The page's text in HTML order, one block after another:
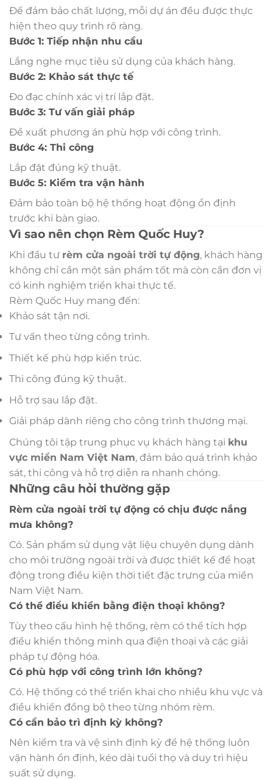
Để đảm bảo chất lượng, mỗi dự án đều được thực
hiện theo quy trình rõ ràng.
Bước 1: Tiếp nhận nhu cầu
Lắng nghe mục tiêu sử dụng của khách hàng.
Bước 2: Khảo sát thực tế
Đo đạc chính xác vị trí lắp đặt.
Bước 3: Tư vấn giải pháp
Đề xuất phương án phù hợp với công trình.
Bước 4: Thi công
Lắp đặt đúng kỹ thuật.
Bước 5: Kiểm tra vận hành
Đảm bảo toàn bộ hệ thống hoạt động ổn định
trước khi bàn giao.
Vì sao nên chọn Rèm Quốc Huy?
Khi đầu tư rèm cửa ngoài trời tự động, khách hàng
không chỉ cần một sản phẩm tốt mà còn cần đơn vị
có kinh nghiệm triển khai thực tế.
Rèm Quốc Huy mang đến:
Khảo sát tận nơi.
Tư vấn theo từng công trình.
Thiết kế phù hợp kiến trúc.
Thi công đúng kỹ thuật.
Hỗ trợ sau lắp đặt.
Giải pháp dành riêng cho công trình thương mại.
Chúng tôi tập trung phục vụ khách hàng tại khu
vực miền Nam Việt Nam, đảm bảo quá trình khảo
sát, thi công và hỗ trợ diễn ra nhanh chóng.
Những câu hỏi thường gặp
Rèm cửa ngoài trời tự động có chịu được nắng
mưa không?
Có. Sản phẩm sử dụng vật liệu chuyên dụng dành
cho môi trường ngoài trời và được thiết kế để hoạt
động trong điều kiện thời tiết đặc trưng của miền
Nam Việt Nam.
Có thể điều khiển bằng điện thoại không?
Tùy theo cấu hình hệ thống, rèm có thể tích hợp
điều khiển thông minh qua điện thoại và các giải
pháp tự động hóa.
Có phù hợp với công trình lớn không?
Có. Hệ thống có thể triển khai cho nhiều khu vực và
điều khiển đồng bộ theo từng nhóm rèm.
Có cần bảo trì định kỳ không?
Nên kiểm tra và vệ sinh định kỳ để hệ thống luôn
vận hành ổn định, kéo dài tuổi thọ và duy trì hiệu
suất sử dụng.